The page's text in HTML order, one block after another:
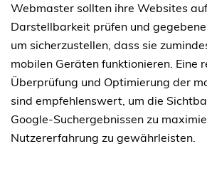
Webmaster sollten ihre Websites
Darstellbarkeit prüfen und
um sicherzustellen, dass sie
mobilen Geräten funktionieren. Eine
Überprüfung und Optimierung der
sind empfehlenswert, um die
Google-Suchergebnissen zu
Nutzererfahrung zu gewährleisten.